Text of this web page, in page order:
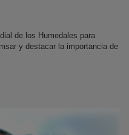
de los Humedales para
y destacar la importancia de